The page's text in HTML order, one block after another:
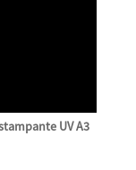
UV A3